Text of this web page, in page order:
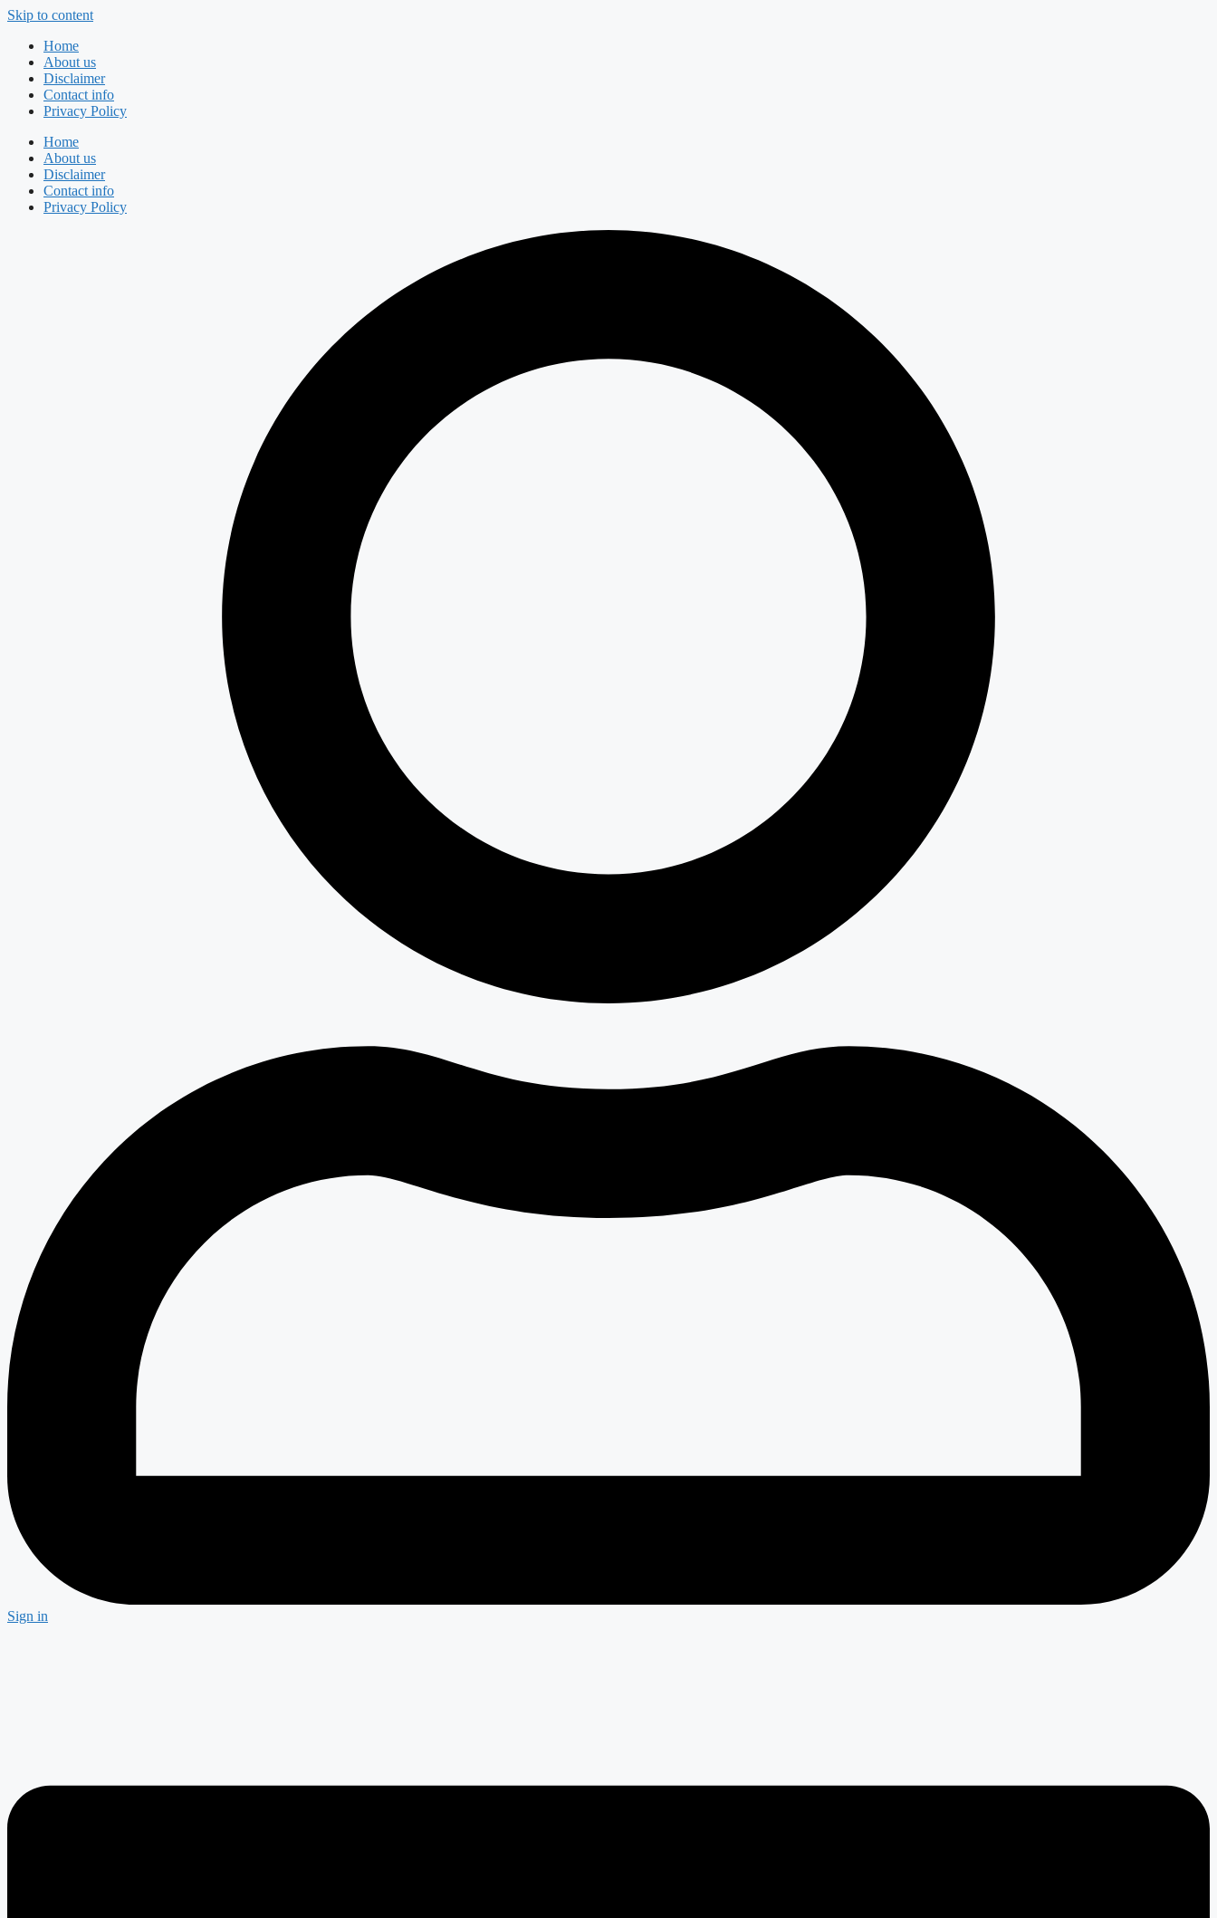
Skip to content
Home
About us
Disclaimer
Contact info
Privacy Policy
Home
About us
Disclaimer
Contact info
Privacy Policy
Sign in